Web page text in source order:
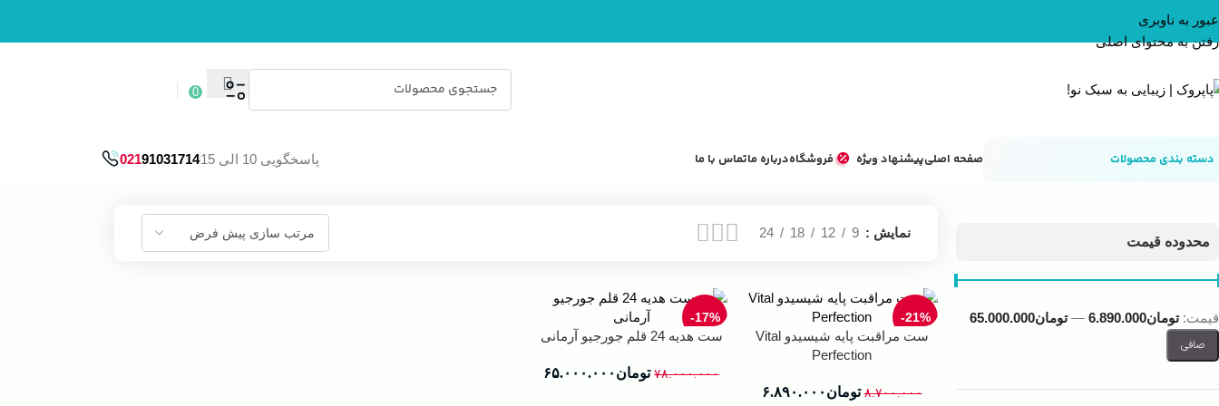
عبور به ناوبری
رفتن به محتوای اصلی
0
دسته بندی محصولات صفحه اصلیپیشنهاد ویژه فروشگاهدرباره ماتماس با ما پاسخگویی 10 الی 15 02191031714
محدوده قیمت
صافی
قيمت:تومان6.890.000 —تومان65.000.000
نمایش 9
12
18
24
-21%
ست مراقبت پایه شیسیدو Vital
Perfection
۸.۷۰۰.۰۰۰ تومان ۶.۸۹۰.۰۰۰
-17%
ست هدیه 24 قلم جورجیو آرمانی
۷۸.۰۰۰.۰۰۰ تومان ۶۵.۰۰۰.۰۰۰